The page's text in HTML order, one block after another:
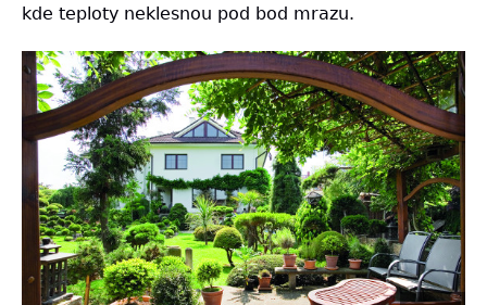
kde teploty neklesnou pod bod mrazu.